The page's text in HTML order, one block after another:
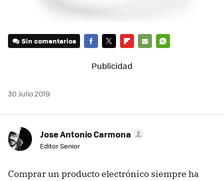
Sin comentarios
30 Julio 2019
Jose Antonio Carmona
Editor Senior
Comprar un producto electrónico siempre ha